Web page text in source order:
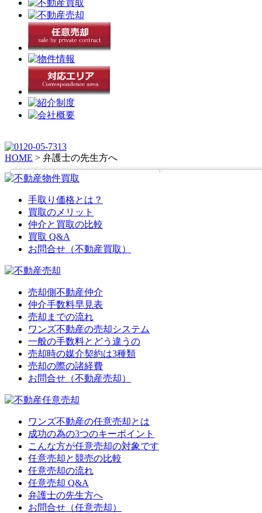
HOME > 弁護士の先生方へ
手取り価格とは？
買取のメリット
仲介と買取の比較
買取 Q&A
お問合せ（不動産買取）
売却側不動産仲介
仲介手数料早見表
売却までの流れ
ワンズ不動産の売却システム
一般の手数料とどう違うの
売却時の媒介契約は3種類
売却の際の諸経費
お問合せ（不動産売却）
ワンズ不動産の任意売却とは
成功の為の3つのキーポイント
こんな方が任意売却の対象です
任意売却と競売の比較
任意売却の流れ
任意売却 Q&A
弁護士の先生方へ
お問合せ（任意売却）